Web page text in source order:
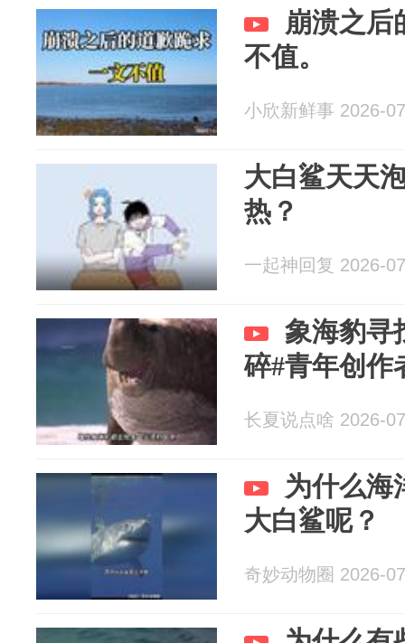
崩溃之后
不值。
小欣新鲜事 2026-
大白鲨天天
热？
一起神回复 2026-
象海豹寻
碎#青年创作
长夏说点啥 2026-
为什么海
大白鲨呢？
奇妙动物圈 2026-